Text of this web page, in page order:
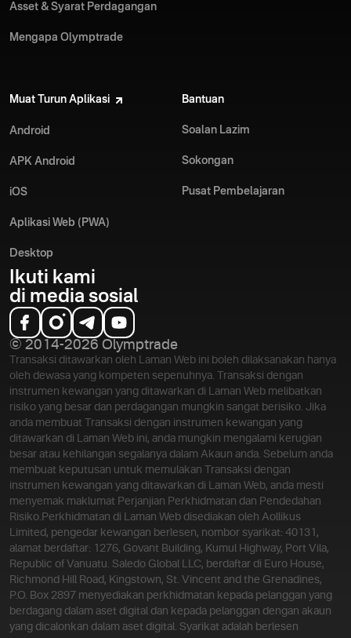
Asset & Syarat Perdagangan
Mengapa Olymptrade
Muat Turun Aplikasi
Android
APK Android
iOS
Aplikasi Web (PWA)
Desktop
Bantuan
Soalan Lazim
Sokongan
Pusat Pembelajaran
Ikuti kami
di media sosial
© 2014-2026 Olymptrade
Transaksi ditawarkan oleh Laman Web ini boleh dilaksanakan hanya
oleh dewasa yang kompeten sepenuhnya. Transaksi dengan
instrumen kewangan yang ditawarkan di Laman Web melibatkan
risiko yang besar dan perdagangan mungkin sangat berisiko. Jika
anda membuat Transaksi dengan instrumen kewangan yang
ditawarkan di Laman Web ini, anda mungkin mengalami kerugian
besar atau kehilangan segalanya dalam Akaun anda. Sebelum anda
membuat keputusan untuk memulakan Transaksi dengan
instrumen kewangan yang ditawarkan di Laman Web, anda mesti
menyemak maklumat Perjanjian Perkhidmatan dan Pendedahan
Risiko. Perkhidmatan di Laman Web disediakan oleh Aollikus
Limited, pengedar kewangan berlesen, nombor syarikat: 40131,
alamat berdaftar: 1276, Govant Building, Kumul Highway, Port Vila,
Republic of Vanuatu. Saledo Global LLC, berdaftar di Euro House,
Richmond Hill Road, Kingstown, St. Vincent and the Grenadines,
P.O. Box 2897 menyediakan perkhidmatan kepada pelanggan yang
berdagang dalam aset digital dan kepada pelanggan dengan akaun
yang dicalonkan dalam aset digital. Syarikat adalah berlesen